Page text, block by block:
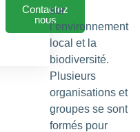
Contactez
nous
sur
l’environnement
local et la
biodiversité.
Plusieurs
organisations et
groupes se sont
formés pour